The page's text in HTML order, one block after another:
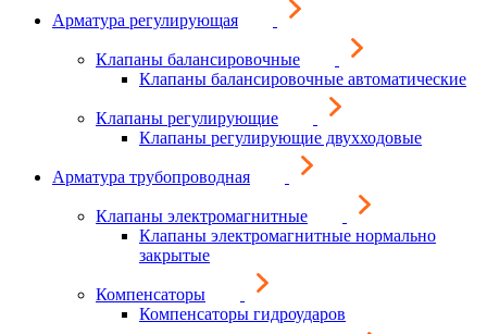
Арматура регулирующая
Клапаны балансировочные
Клапаны балансировочные автоматические
Клапаны регулирующие
Клапаны регулирующие двухходовые
Арматура трубопроводная
Клапаны электромагнитные
Клапаны электромагнитные нормально
закрытые
Компенсаторы
Компенсаторы гидроударов